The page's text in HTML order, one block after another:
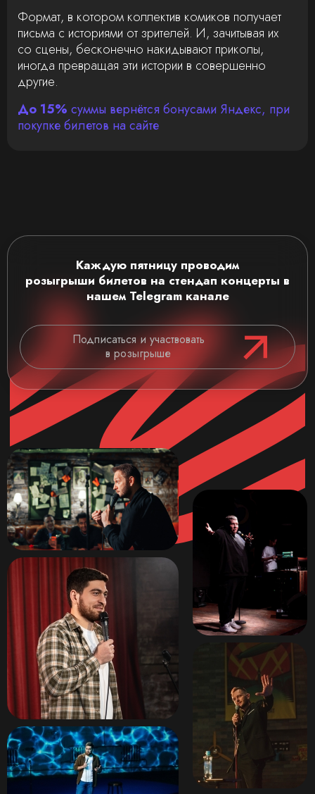
Формат, в котором коллектив комиков получает
письма с историями от зрителей. И, зачитывая их
со сцены, бесконечно накидывают приколы,
иногда превращая эти истории в совершенно
другие.
До 15% суммы вернётся бонусами Яндекс, при
покупке билетов на сайте
Каждую пятницу проводим
розыгрыши билетов на стендап концерты в
нашем Telegram канале
Подписаться и участвовать
в розыгрыше